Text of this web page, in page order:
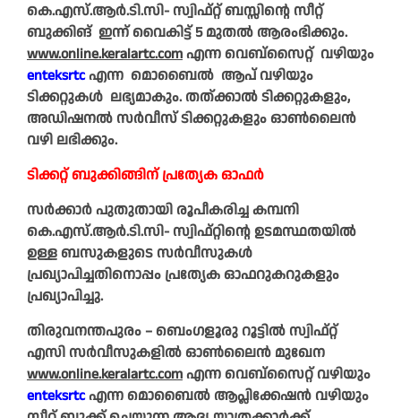
കെ.എസ്.ആർ.ടി.സി- സ്വിഫ്റ്റ് ബസ്സിന്റെ സീറ്റ്
ബു‍ക്കിങ് ഇന്ന് വൈകിട്ട് 5 മുതൽ ആരംഭിക്കും.
www.online.keralartc.comഎന്ന വെബ്സൈറ്റ് വഴിയും
enteksrtcഎന്ന മൊബൈൽ ആപ് വഴിയും
ടിക്കറ്റുകൾ ലഭ്യമാകും. തത്ക്കാൽ ടിക്കറ്റുകളും,
അഡിഷനൽ സർവീസ് ടിക്കറ്റുകളും ഓൺലൈൻ
വഴി ലഭിക്കും.
ടിക്കറ്റ് ബുക്കിങ്ങിന് പ്രത്യേക ഓഫർ
സർക്കാർ പുതുതായി രൂപീകരിച്ച കമ്പനി
കെ.എസ്.ആർ.ടി.സി- സ്വിഫ്റ്റിന്റെ ഉടമസ്ഥതയിൽ
ഉള്ള ബസുകളുടെ സർവീസുകൾ
പ്രഖ്യാപിച്ചതിനൊപ്പം പ്രത്യേക ഓഫറുകറുകളും
പ്രഖ്യാപിച്ചു.
തിരുവനന്തപുരം – ബെംഗളൂരു റൂട്ടിൽ സ്വിഫ്റ്റ്
എസി സർവീസുകളിൽ ഓൺലൈൻ മുഖേന
www.online.keralartc.comഎന്ന വെബ്സൈറ്റ് വഴിയും
enteksrtcഎന്ന മൊബൈൽ ആപ്ലിക്കേഷൻ വഴിയും